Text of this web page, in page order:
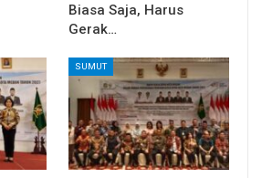
Biasa Saja, Harus
Gerak…
SUMUT